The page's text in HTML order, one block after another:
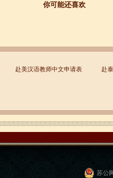
你可能还喜欢
赴美汉语教师中文申请表 赴
苏公